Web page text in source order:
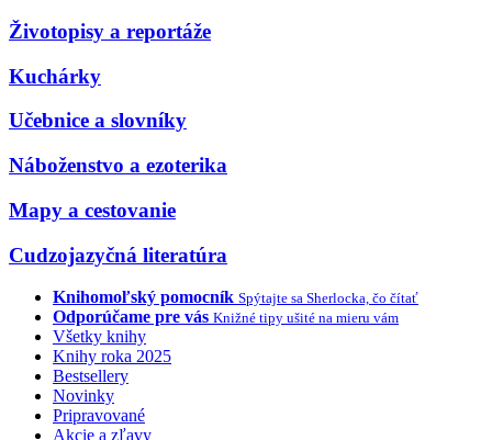
Životopisy a reportáže
Kuchárky
Učebnice a slovníky
Náboženstvo a ezoterika
Mapy a cestovanie
Cudzojazyčná literatúra
Knihomoľský pomocník Spýtajte sa Sherlocka, čo čítať
Odporúčame pre vás Knižné tipy ušité na mieru vám
Všetky knihy
Knihy roka 2025
Bestsellery
Novinky
Pripravované
Akcie a zľavy